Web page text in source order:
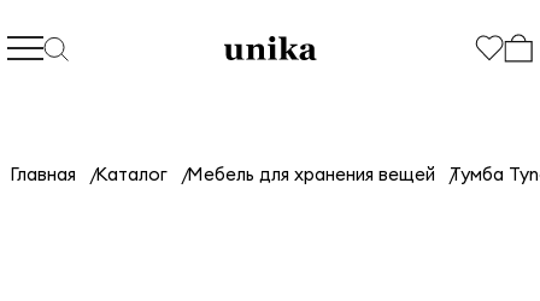
Главная Каталог Мебель для хранения вещей Тумба